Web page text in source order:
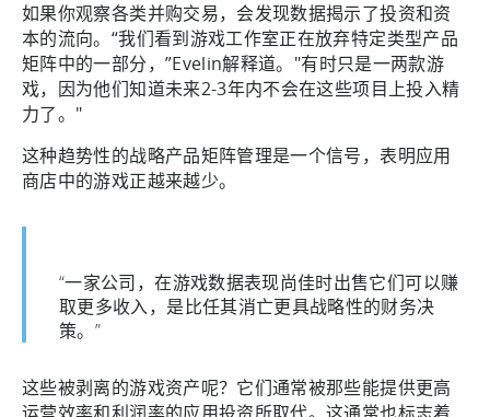
如果你观察各类并购交易，会发现数据揭示了投资和资
本的流向。“我们看到游戏工作室正在放弃特定类型产品
矩阵中的一部分，”Evelin解释道。"有时只是一两款游
戏，因为他们知道未来2-3年内不会在这些项目上投入精
力了。"
这种趋势性的战略产品矩阵管理是一个信号，表明应用
商店中的游戏正越来越少。
“一家公司，在游戏数据表现尚佳时出售它们可以赚
取更多收入，是比任其消亡更具战略性的财务决
策。”
这些被剥离的游戏资产呢？它们通常被那些能提供更高